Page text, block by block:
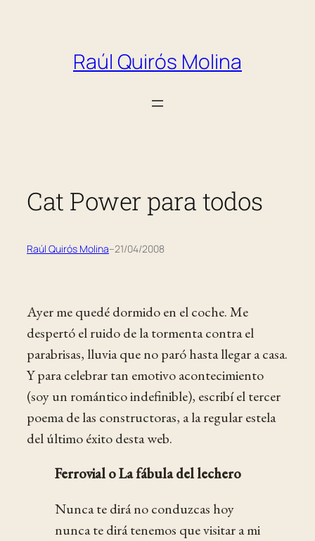
Raúl Quirós Molina
Cat Power para todos
Raúl Quirós Molina–21/04/2008
Ayer me quedé dormido en el coche. Me
despertó el ruido de la tormenta contra el
parabrisas, lluvia que no paró hasta llegar a casa.
Y para celebrar tan emotivo acontecimiento
(soy un romántico indefinible), escribí el tercer
poema de las constructoras, a la regular estela
del último éxito desta web.
Ferrovial o La fábula del lechero
Nunca te dirá no conduzcas hoy
nunca te dirá tenemos que visitar a mi